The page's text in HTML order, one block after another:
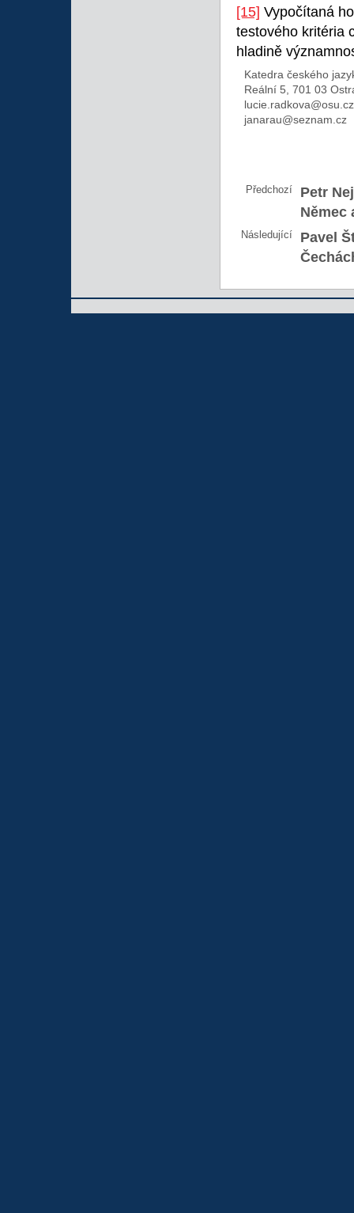
[15] Vypočítaná
testového kritéria
hladině
Katedra českého
Reální 5, 701 03
lucie.radkova@osu.cz
janarau@seznam.cz
Předchozí
Petr
Němec
Následující
Pavel